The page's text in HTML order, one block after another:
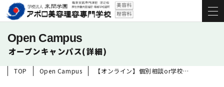
Open Campus
オープンキャンパス(詳細)
TOP Open Campus 【オンライン】個別相談or学校説明会